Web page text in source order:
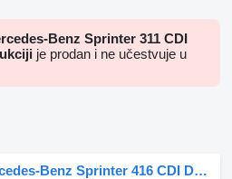
Benz Sprinter 311 CDI
je prodan i ne učestvuje u
Mercedes-Benz Sprinter 416 CDI Dubbellucht L2H2 Trekhaak Navi Airco Cruise Par